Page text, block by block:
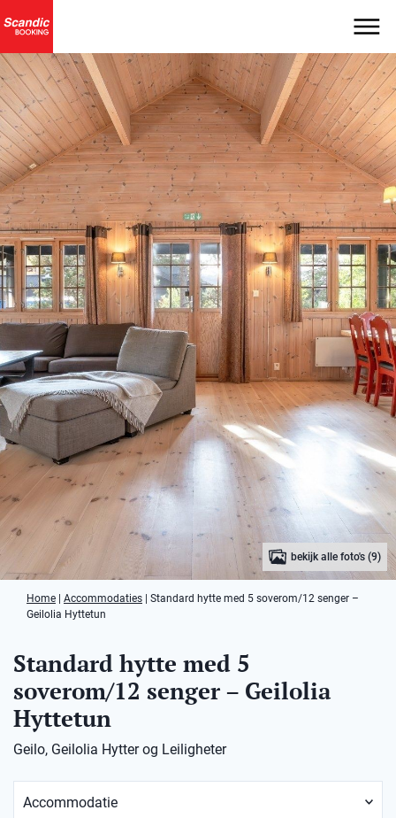
bekijk alle foto's (9)
Home Accommodaties
Standard hytte med 5 soverom/12 senger –
Geilolia Hyttetun
Standard hytte med 5
soverom/12 senger – Geilolia
Hyttetun
Geilo, Geilolia Hytter og Leiligheter